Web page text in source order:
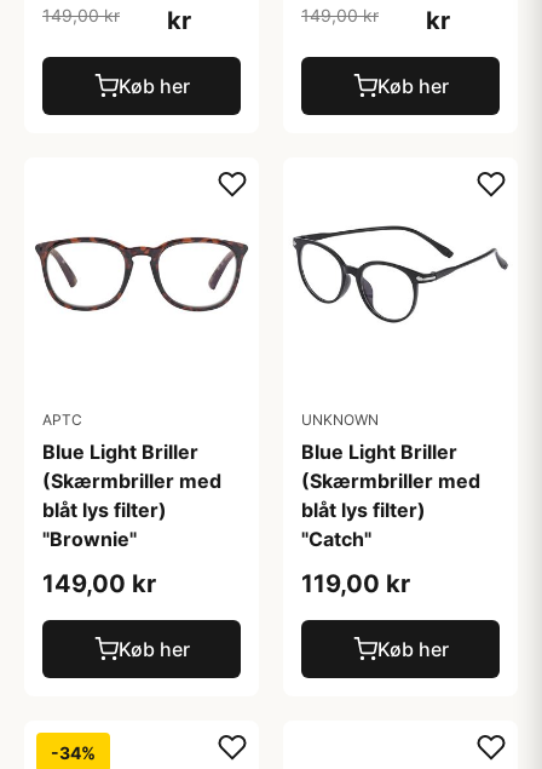
149,00 kr kr
Køb her
149,00 kr kr
Køb her
APTC
Blue Light Briller
(Skærmbriller med
blåt lys filter)
"Brownie"
149,00 kr
Køb her
UNKNOWN
Blue Light Briller
(Skærmbriller med
blåt lys filter)
"Catch"
119,00 kr
Køb her
-34%